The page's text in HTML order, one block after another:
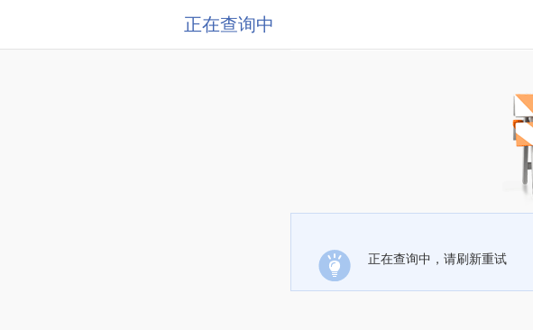
正在查询中
正在查询中，请刷新重试